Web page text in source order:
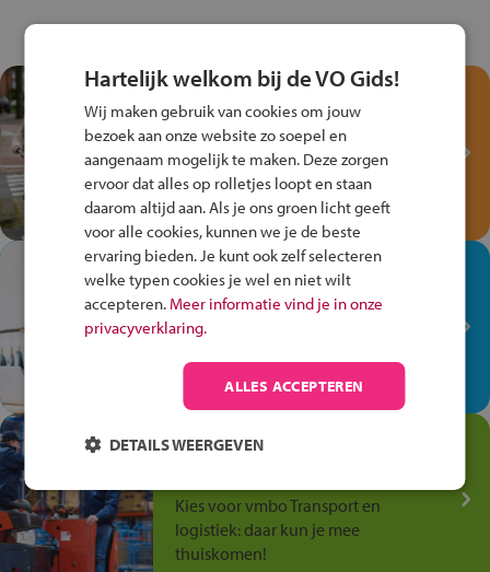
Test je kennis met het
Fiets Veilig
Verkeersspel!
Speel het Fiets Veilig Verkeersspel
en win een Cortina-fiets!
In de winkel ben je op je
plek!
Ontdek via het vmbo jouw talent
op de winkelvloer, waar elke dag
anders is!
Jouw talent in de
Kies voor vmbo Transport en
logistiek: daar kun je mee
thuiskomen!
Hartelijk welkom bij de VO Gids!
Wij maken gebruik van cookies om jouw
bezoek aan onze website zo soepel en
aangenaam mogelijk te maken. Deze zorgen
ervoor dat alles op rolletjes loopt en staan
daarom altijd aan. Als je ons groen licht geeft
voor alle cookies, kunnen we je de beste
ervaring bieden. Je kunt ook zelf selecteren
welke typen cookies je wel en niet wilt
accepteren. Meer informatie vind je in onze
privacyverklaring.
ALLES ACCEPTEREN
DETAILS WEERGEVEN